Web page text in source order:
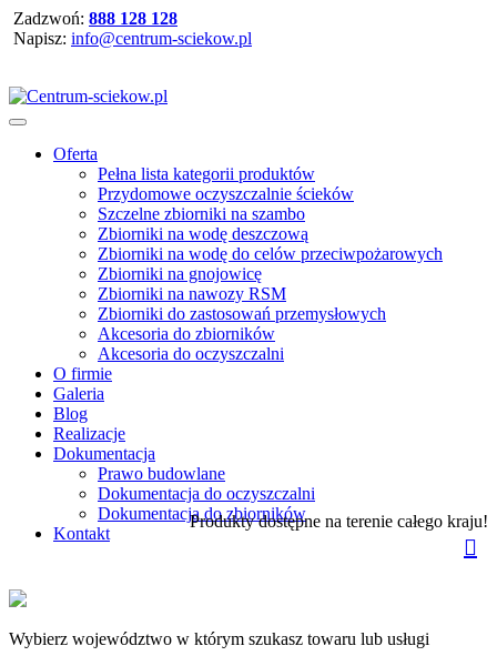
Zadzwoń: 888 128 128
Napisz: info@centrum-sciekow.pl
Oferta
Pełna lista kategorii produktów
Przydomowe oczyszczalnie ścieków
Szczelne zbiorniki na szambo
Zbiorniki na wodę deszczową
Zbiorniki na wodę do celów przeciwpożarowych
Zbiorniki na gnojowicę
Zbiorniki na nawozy RSM
Zbiorniki do zastosowań przemysłowych
Akcesoria do zbiorników
Akcesoria do oczyszczalni
O firmie
Galeria
Blog
Realizacje
Dokumentacja
Prawo budowlane
Dokumentacja do oczyszczalni
Dokumentacja do zbiorników
Kontakt
Produkty dostępne na terenie całego kraju!
Wybierz województwo w którym szukasz towaru lub usługi